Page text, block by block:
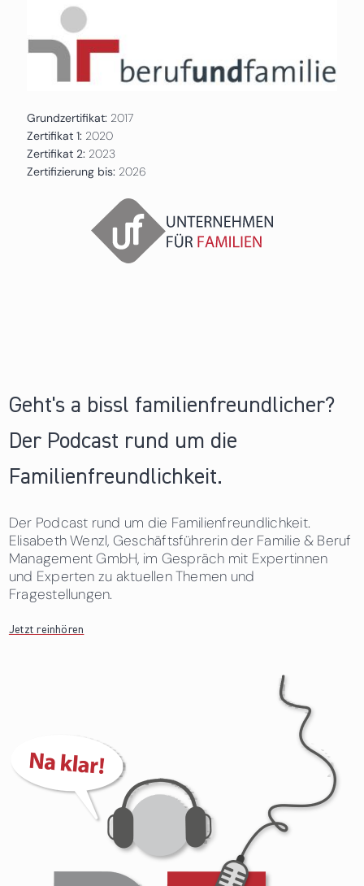
Grundzertifikat: 2017
Zertifikat 1: 2020
Zertifikat 2: 2023
Zertifizierung bis: 2026
Geht's a bissl familienfreundlicher?
Der Podcast rund um die
Familienfreundlichkeit.
Der Podcast rund um die Familienfreundlichkeit.
Elisabeth Wenzl, Geschäftsführerin der Familie & Beruf
Management GmbH, im Gespräch mit Expertinnen
und Experten zu aktuellen Themen und
Fragestellungen.
Jetzt reinhören